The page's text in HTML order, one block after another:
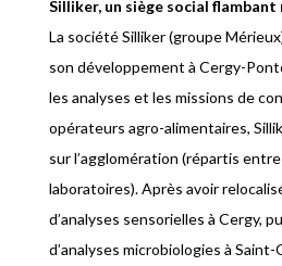
Silliker, un siège social flambant
La société Silliker (groupe
son développement à Cergy-
les analyses et les missions de
opérateurs agro-alimentaires,
sur l’agglomération (répartis
laboratoires). Après avoir
d’analyses sensorielles à Cergy,
d’analyses microbiologies à Saint-